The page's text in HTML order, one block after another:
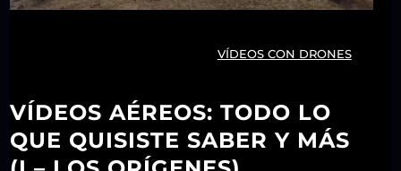
VÍDEOS CON DRONES
VÍDEOS AÉREOS: TODO LO
QUE QUISISTE SABER Y MÁS